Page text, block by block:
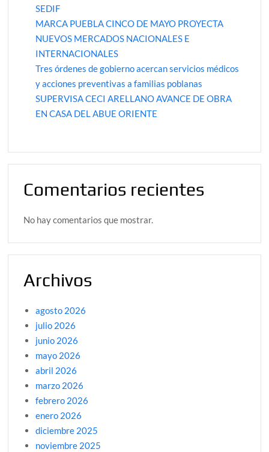
SEDIF
MARCA PUEBLA CINCO DE MAYO PROYECTA
NUEVOS MERCADOS NACIONALES E
INTERNACIONALES
Tres órdenes de gobierno acercan servicios médicos
y acciones preventivas a familias poblanas
SUPERVISA CECI ARELLANO AVANCE DE OBRA
EN CASA DEL ABUE ORIENTE
Comentarios recientes
No hay comentarios que mostrar.
Archivos
agosto 2026
julio 2026
junio 2026
mayo 2026
abril 2026
marzo 2026
febrero 2026
enero 2026
diciembre 2025
noviembre 2025